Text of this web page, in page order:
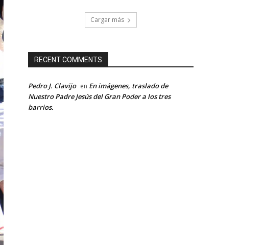
Cargar más
RECENT COMMENTS
Pedro J. Clavijo en En imágenes, traslado de
Nuestro Padre Jesús del Gran Poder a los tres
barrios.